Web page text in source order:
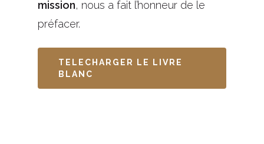
mission, nous a fait l’honneur de le
préfacer.
TELECHARGER LE LIVRE
BLANC